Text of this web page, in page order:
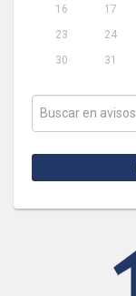
16
17
23
24
30
31